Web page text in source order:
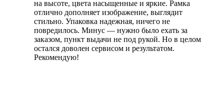
на высоте, цвета насыщенные и яркие. Рамка
отлично дополняет изображение, выглядит
стильно. Упаковка надежная, ничего не
повредилось. Минус — нужно было ехать за
заказом, пункт выдачи не под рукой. Но в целом
остался доволен сервисом и результатом.
Рекомендую!